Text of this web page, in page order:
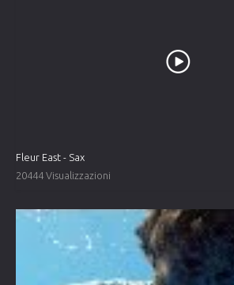
Fleur East - Sax
20444 Visualizzazioni